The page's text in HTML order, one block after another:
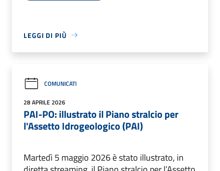
LEGGI DI PIÙ
COMUNICATI
28 APRILE 2026
PAI-PO: illustrato il Piano stralcio per
l'Assetto Idrogeologico (PAI)
Martedì 5 maggio 2026 è stato illustrato, in